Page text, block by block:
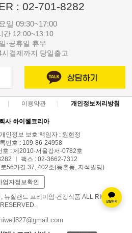
: 02-701-8282
일 09:30~17:00
간 12:00~13:10
·공휴일 휴무
결제까지 당일출고
이용약관 개인정보처리방침
사 하이웰코리아
인정보 보호 책임자 : 원현정
번호 : 109-86-24958
호 : 제2010-서울강서-0782호
ㅣ 팩스 : 02-3662-7312
56가길 37, 402호(등촌동, 지석빌딩)
업자정보확인
질랜드 프리미엄 건강식품 ALL RIGHTS
RESERVED.